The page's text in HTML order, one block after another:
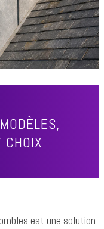
est une solution